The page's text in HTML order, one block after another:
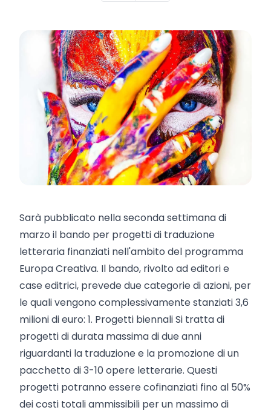
Sarà pubblicato nella seconda settimana di
marzo il bando per progetti di traduzione
letteraria finanziati nell'ambito del programma
Europa Creativa. Il bando, rivolto ad editori e
case editrici, prevede due categorie di azioni, per
le quali vengono complessivamente stanziati 3,6
milioni di euro: 1. Progetti biennali Si tratta di
progetti di durata massima di due anni
riguardanti la traduzione e la promozione di un
pacchetto di 3-10 opere letterarie. Questi
progetti potranno essere cofinanziati fino al 50%
dei costi totali ammissibili per un massimo di